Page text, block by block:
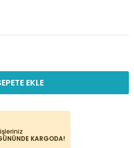
EKLE
KARGODA!